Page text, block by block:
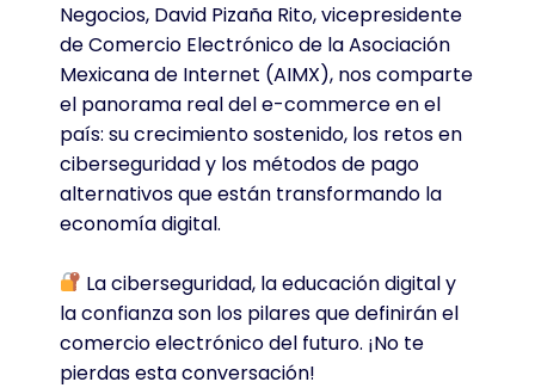
Negocios, David Pizaña Rito, vicepresidente
de Comercio Electrónico de la Asociación
Mexicana de Internet (AIMX), nos comparte
el panorama real del e-commerce en el
país: su crecimiento sostenido, los retos en
ciberseguridad y los métodos de pago
alternativos que están transformando la
economía digital.
La ciberseguridad, la educación digital y
la confianza son los pilares que definirán el
comercio electrónico del futuro. ¡No te
pierdas esta conversación!